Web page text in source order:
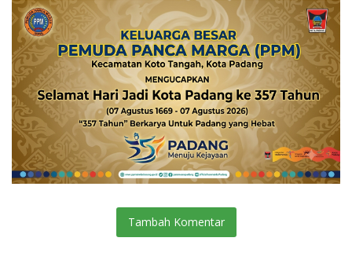
Tambah Komentar